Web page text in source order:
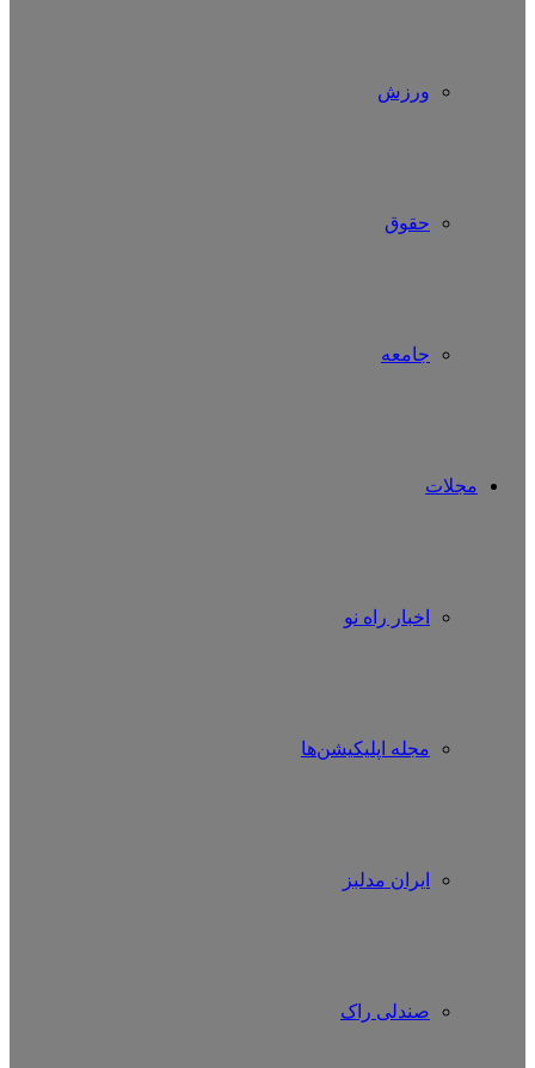
ورزش
حقوق
جامعه
مجلات
اخبار راه نو
مجله اپلیکیشن‌ها
ایران مدلبز
صندلی راک